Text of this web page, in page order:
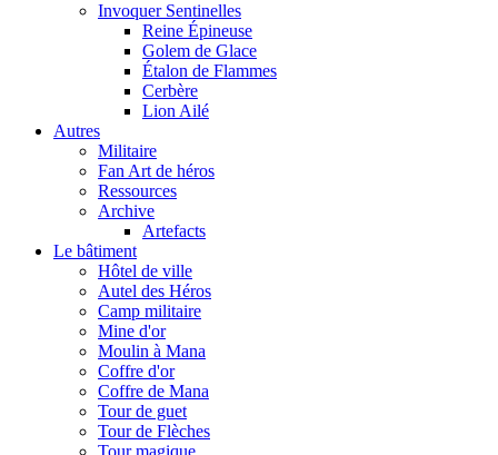
Invoquer Sentinelles
Reine Épineuse
Golem de Glace
Étalon de Flammes
Cerbère
Lion Ailé
Autres
Militaire
Fan Art de héros
Ressources
Archive
Artefacts
Le bâtiment
Hôtel de ville
Autel des Héros
Camp militaire
Mine d'or
Moulin à Mana
Coffre d'or
Coffre de Mana
Tour de guet
Tour de Flèches